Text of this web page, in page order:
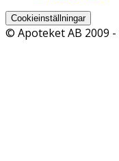
Cookieinställningar
© Apoteket AB 2009 -